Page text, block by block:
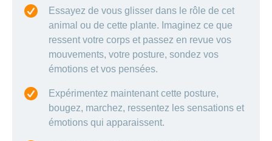
Essayez de vous glisser dans le rôle de cet
animal ou de cette plante. Imaginez ce que
ressent votre corps et passez en revue vos
mouvements, votre posture, sondez vos
émotions et vos pensées.
Expérimentez maintenant cette posture,
bougez, marchez, ressentez les sensations et
émotions qui apparaissent.